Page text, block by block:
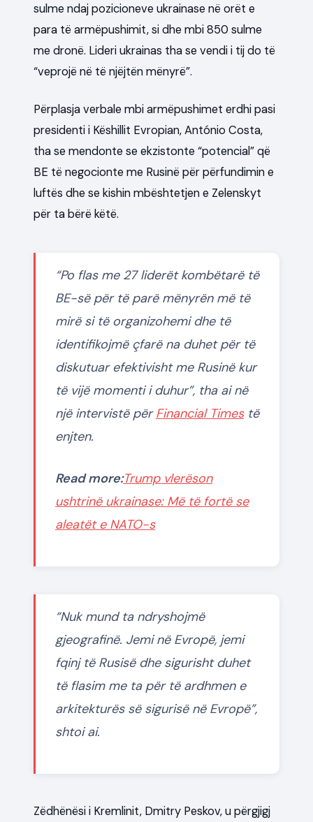
sulme ndaj pozicioneve ukrainase në orët e
para të armëpushimit, si dhe mbi 850 sulme
me dronë. Lideri ukrainas tha se vendi i tij do të
“veprojë në të njëjtën mënyrë”.
Përplasja verbale mbi armëpushimet erdhi pasi
presidenti i Këshillit Evropian, António Costa,
tha se mendonte se ekzistonte “potencial” që
BE të negocionte me Rusinë për përfundimin e
luftës dhe se kishin mbështetjen e Zelenskyt
për ta bërë këtë.
“Po flas me 27 liderët kombëtarë të
BE-së për të parë mënyrën më të
mirë si të organizohemi dhe të
identifikojmë çfarë na duhet për të
diskutuar efektivisht me Rusinë kur
të vijë momenti i duhur”, tha ai në
një intervistë përFinancial Timestë
enjten.
Read more:Trump vlerëson
ushtrinë ukrainase: Më të fortë se
aleatët e NATO-s
“Nuk mund ta ndryshojmë
gjeografinë. Jemi në Evropë, jemi
fqinj të Rusisë dhe sigurisht duhet
të flasim me ta për të ardhmen e
arkitekturës së sigurisë në Evropë”,
shtoi ai.
Zëdhënësi i Kremlinit, Dmitry Peskov, u përgjigj